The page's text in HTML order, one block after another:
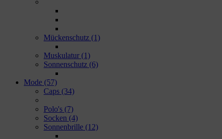
Mückenschutz (1)
Muskulatur (1)
Sonnenschutz (6)
Mode (57)
Caps (34)
Polo's (7)
Socken (4)
Sonnenbrille (12)